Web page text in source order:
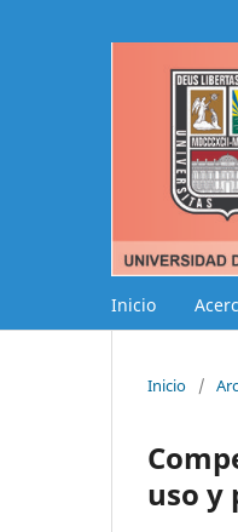
Inicio
Inicio /
uso y